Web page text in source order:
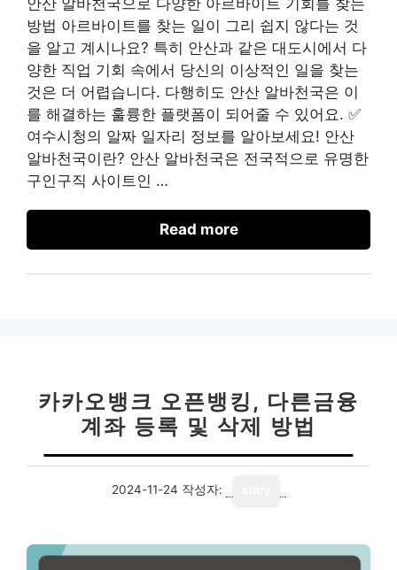
방법 아르바이트를 찾는 일이 그리 쉽지 않다는 것
을 알고 계시나요? 특히 안산과 같은 대도시에서 다
양한 직업 기회 속에서 당신의 이상적인 일을 찾는
것은 더 어렵습니다. 다행히도 안산 알바천국은 이
를 해결하는 훌륭한 플랫폼이 되어줄 수 있어요. ✅
여수시청의 알짜 일자리 정보를 알아보세요! 안산
알바천국이란? 안산 알바천국은 전국적으로 유명한
구인구직 사이트인 …
Read more
카카오뱅크 오픈뱅킹, 다른금융
계좌 등록 및 삭제 방법
2024-11-24 작성자: